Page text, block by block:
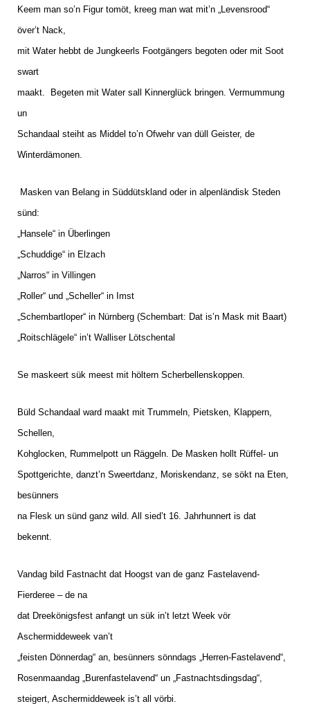
Keem man so’n Figur tomöt, kreeg man wat mit’n „Levensrood“
över’t Nack,
mit Water hebbt de Jungkeerls Footgängers begoten oder mit Soot
swart
maakt.
Begeten mit Water sall Kinnerglück bringen. Vermummung
un
Schandaal steiht as Middel to’n Ofwehr van düll Geister, de
Winterdämonen.
Masken van Belang in Süddütskland oder in alpenländisk Steden
sünd:
„Hansele“ in Überlingen
„Schuddige“ in Elzach
„Narros“ in Villingen
„Roller“ und „Scheller“ in Imst
„Schembartloper“ in Nürnberg (Schembart: Dat is’n Mask mit Baart)
„Roitschlägele“ in’t Walliser Lötschental
Se maskeert sük meest mit höltern Scherbellenskoppen.
Büld Schandaal ward maakt mit Trummeln, Pietsken, Klappern,
Schellen,
Kohglocken, Rummelpott un Räggeln. De Masken hollt Rüffel- un
Spottgerichte, danzt’n Sweertdanz, Moriskendanz, se sökt na Eten,
besünners
na Flesk un sünd ganz wild. All sied’t 16. Jahrhunnert is dat
bekennt.
Vandag bild Fastnacht dat Hoogst van de ganz Fastelavend-
Fierderee – de na
dat Dreekönigsfest anfangt un sük in’t letzt Week vör
Aschermiddeweek van’t
„feisten Dönnerdag“ an, besünners sönndags „Herren-Fastelavend“,
Rosenmaandag „Burenfastelavend“ un „Fastnachtsdingsdag“,
steigert, Aschermiddeweek is’t all vörbi.